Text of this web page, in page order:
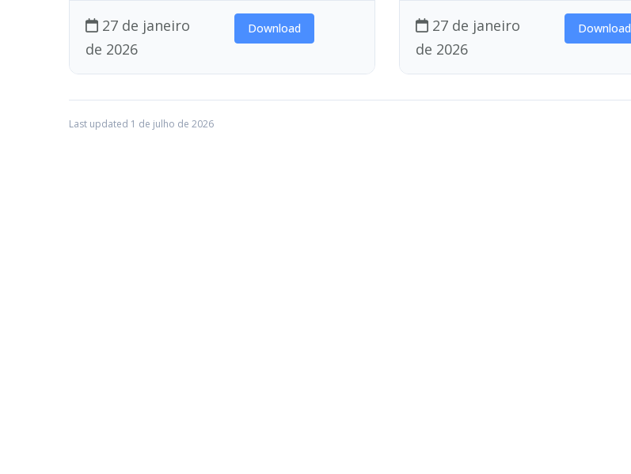
27 de janeiro
de 2026
Download
27 de janeiro
de 2026
Download
Last updated 1 de julho de 2026